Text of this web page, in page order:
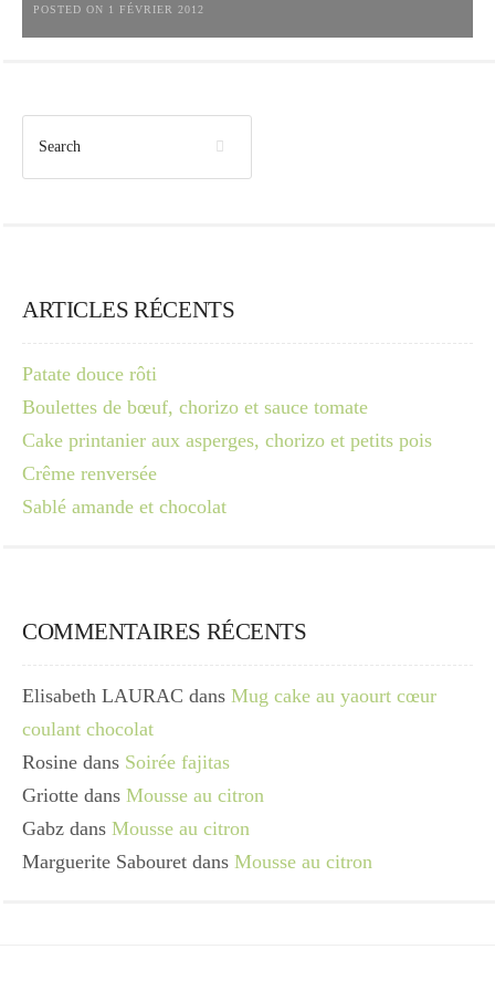
POSTED ON 1 FÉVRIER 2012
ARTICLES RÉCENTS
Patate douce rôti
Boulettes de bœuf, chorizo et sauce tomate
Cake printanier aux asperges, chorizo et petits pois
Crême renversée
Sablé amande et chocolat
COMMENTAIRES RÉCENTS
Elisabeth LAURAC dans Mug cake au yaourt cœur
coulant chocolat
Rosine dans Soirée fajitas
Griotte dans Mousse au citron
Gabz dans Mousse au citron
Marguerite Sabouret dans Mousse au citron